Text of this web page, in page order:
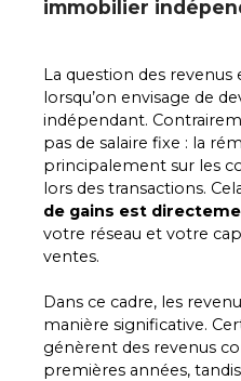
immobilier
La question des
lorsqu’on envisage de
indépendant.
pas de salaire fixe : la
principalement sur les
lors des transactions.
de gains est
votre réseau et votre
ventes.
Dans ce cadre, les
manière significative.
génèrent des revenus
premières années,